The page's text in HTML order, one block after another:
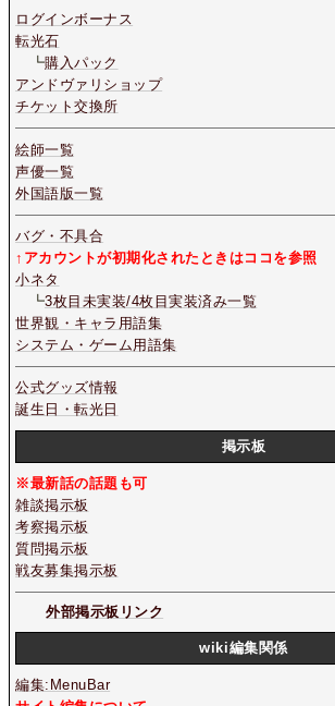
ログインボーナス
転光石
┗購入パック
アンドヴァリショップ
チケット交換所
絵師一覧
声優一覧
外国語版一覧
バグ・不具合
↑アカウントが初期化されたときはココを参照
小ネタ
┗3枚目未実装/4枚目実装済み一覧
世界観・キャラ用語集
システム・ゲーム用語集
公式グッズ情報
誕生日・転光日
掲示板
※最新話の話題も可
雑談掲示板
考察掲示板
質問掲示板
戦友募集掲示板
外部掲示板リンク
wiki編集関係
編集:MenuBar